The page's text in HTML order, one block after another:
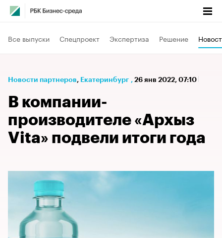
Все выпуски Спецпроект Экспертиза Решение
Новости партнеров⁠, Екатеринбург , 26 янв 2022, 07:10
В компании-
производителе «Архыз
Vita» подвели итоги года